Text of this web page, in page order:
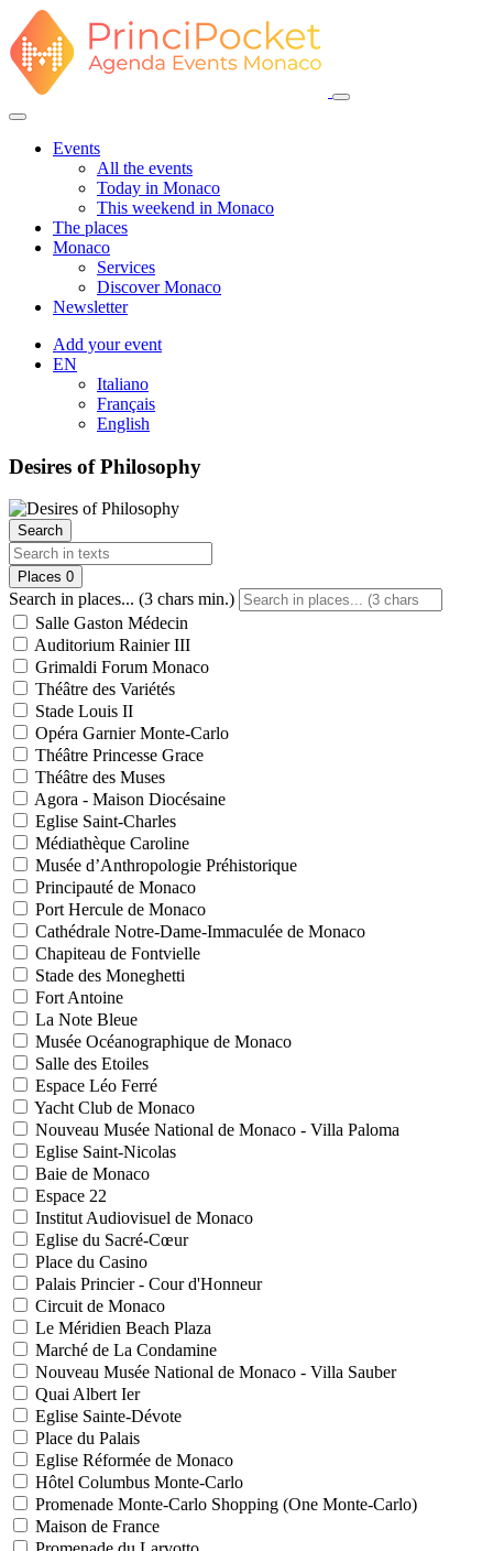
Events
All the events
Today in Monaco
This weekend in Monaco
The places
Monaco
Services
Discover Monaco
Newsletter
Add your event
EN
Italiano
Français
English
Desires of Philosophy
Search
Places 0
Search in places... (3 chars min.)
Salle Gaston Médecin
Auditorium Rainier III
Grimaldi Forum Monaco
Théâtre des Variétés
Stade Louis II
Opéra Garnier Monte-Carlo
Théâtre Princesse Grace
Théâtre des Muses
Agora - Maison Diocésaine
Eglise Saint-Charles
Médiathèque Caroline
Musée d’Anthropologie Préhistorique
Principauté de Monaco
Port Hercule de Monaco
Cathédrale Notre-Dame-Immaculée de Monaco
Chapiteau de Fontvielle
Stade des Moneghetti
Fort Antoine
La Note Bleue
Musée Océanographique de Monaco
Salle des Etoiles
Espace Léo Ferré
Yacht Club de Monaco
Nouveau Musée National de Monaco - Villa Paloma
Eglise Saint-Nicolas
Baie de Monaco
Espace 22
Institut Audiovisuel de Monaco
Eglise du Sacré-Cœur
Place du Casino
Palais Princier - Cour d'Honneur
Circuit de Monaco
Le Méridien Beach Plaza
Marché de La Condamine
Nouveau Musée National de Monaco - Villa Sauber
Quai Albert Ier
Eglise Sainte-Dévote
Place du Palais
Eglise Réformée de Monaco
Hôtel Columbus Monte-Carlo
Promenade Monte-Carlo Shopping (One Monte-Carlo)
Maison de France